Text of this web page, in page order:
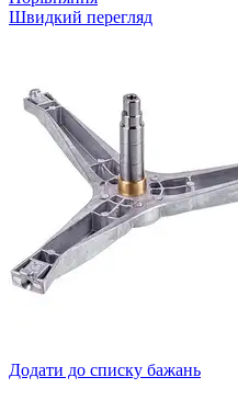
Швидкий перегляд
Додати до списку бажань